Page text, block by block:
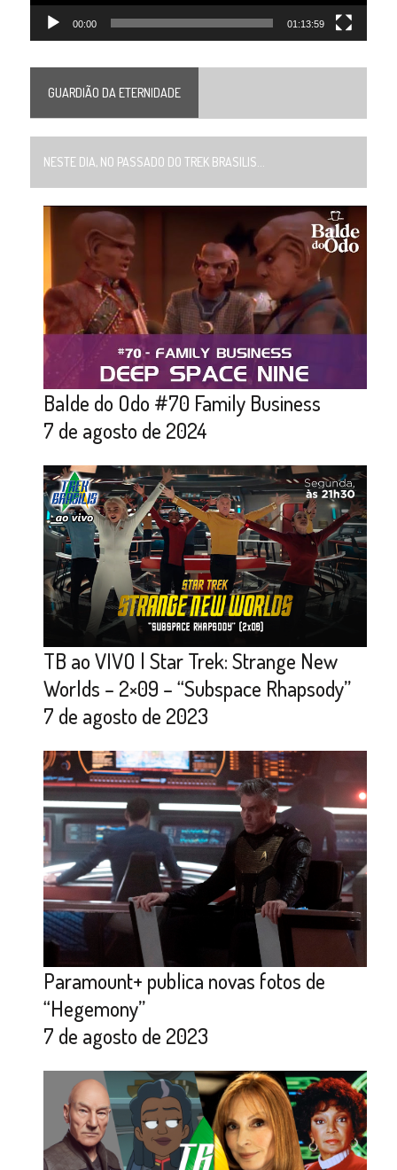
00:00 01:13:59
GUARDIÃO DA ETERNIDADE
NESTE DIA, NO PASSADO DO TREK BRASILIS...
Balde do Odo #70 Family Business
7 de agosto de 2024
TB ao VIVO | Star Trek: Strange New
Worlds – 2×09 – “Subspace Rhapsody”
7 de agosto de 2023
Paramount+ publica novas fotos de
“Hegemony”
7 de agosto de 2023